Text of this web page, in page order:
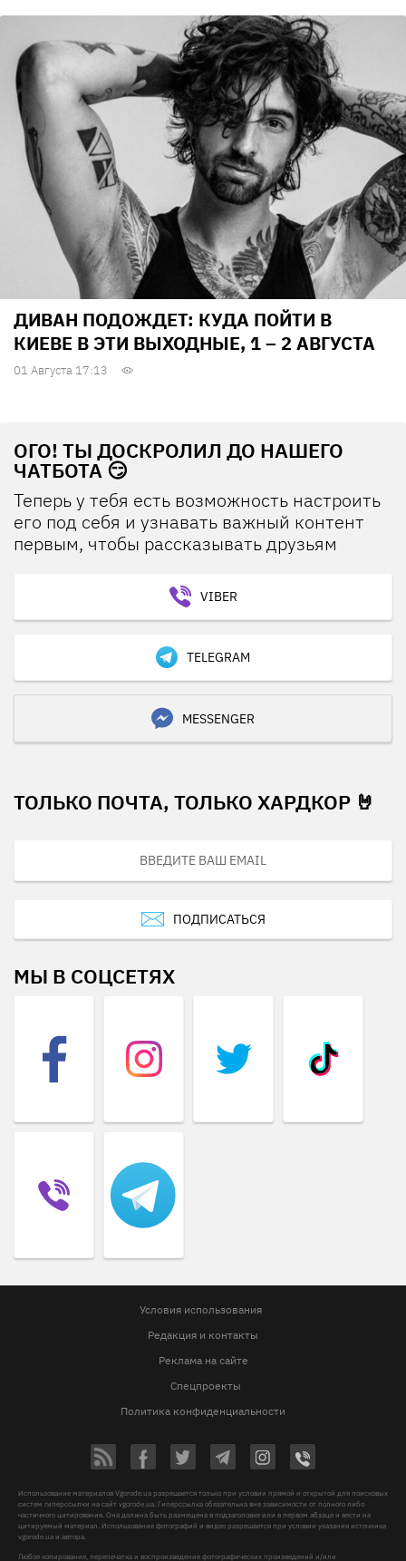
ДИВАН ПОДОЖДЕТ: КУДА ПОЙТИ В
КИЕВЕ В ЭТИ ВЫХОДНЫЕ, 1 – 2 АВГУСТА
01 Августа 17:13
ОГО! ТЫ ДОСКРОЛИЛ ДО НАШЕГО
ЧАТБОТА 😏
Теперь у тебя есть возможность настроить
его под себя и узнавать важный контент
первым, чтобы рассказывать друзьям
VIBER
TELEGRAM
MESSENGER
ТОЛЬКО ПОЧТА, ТОЛЬКО ХАРДКОР 🤘
ПОДПИСАТЬСЯ
МЫ В СОЦСЕТЯХ
Условия использования
Редакция и контакты
Реклама на сайте
Спецпроекты
Политика конфиденциальности
Использование материалов Vgorode.ua разрешается только при условии прямой и открытой для поисковых
систем гиперссылки на сайт vgorode.ua. Гиперссылка обязательна вне зависимости от полного либо
частичного цитирования. Она должна быть размещена в подзаголовке или в первом абзаце и вести на
цитируемый материал. Использование фотографий и видео разрешается при условии указания источника
vgorode.ua и автора.
Любое копирование, перепечатка и воспроизведение фотографических произведений и/или